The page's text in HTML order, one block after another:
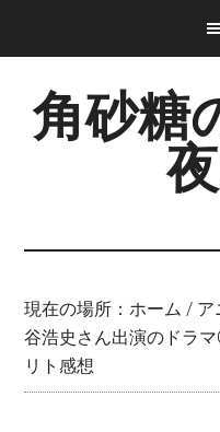
content
sidebar角砂糖
現在の場所：ホーム / ア
谷浩史さん出演のドラ
リト感想